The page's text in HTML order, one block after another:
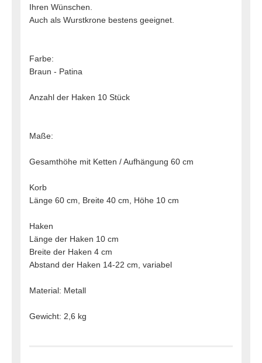
Ihren Wünschen.
Auch als Wurstkrone bestens geeignet.
Farbe:
Braun - Patina
Anzahl der Haken 10 Stück
Maße:
Gesamthöhe mit Ketten / Aufhängung 60 cm
Korb
Länge 60 cm, Breite 40 cm, Höhe 10 cm
Haken
Länge der Haken 10 cm
Breite der Haken 4 cm
Abstand der Haken 14-22 cm, variabel
Material: Metall
Gewicht: 2,6 kg